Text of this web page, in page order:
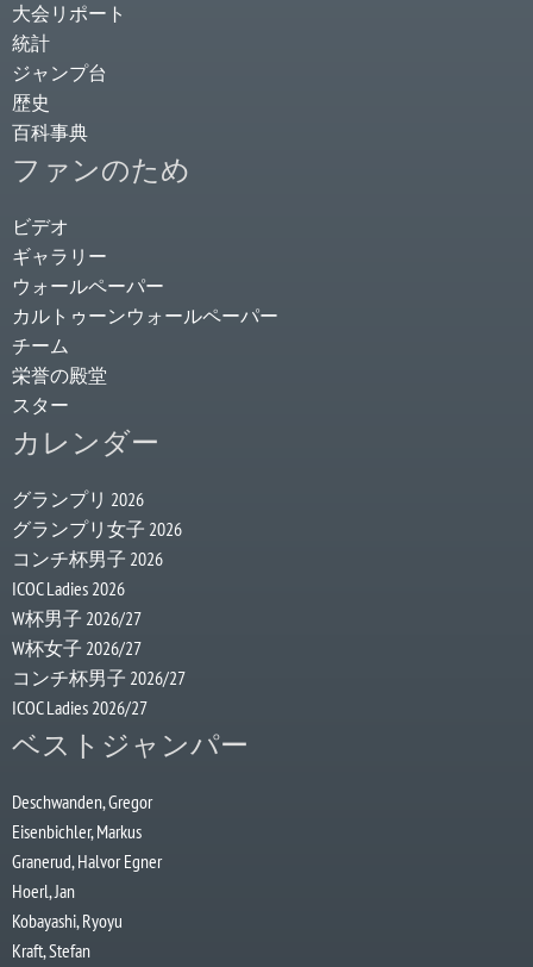
大会リポート
統計
ジャンプ台
歴史
百科事典
ファンのため
ビデオ
ギャラリー
ウォールペーパー
カルトゥーンウォールペーパー
チーム
栄誉の殿堂
スター
カレンダー
グランプリ 2026
グランプリ女子 2026
コンチ杯男子 2026
ICOC Ladies 2026
W杯男子 2026/27
W杯女子 2026/27
コンチ杯男子 2026/27
ICOC Ladies 2026/27
ベストジャンパー
Deschwanden, Gregor
Eisenbichler, Markus
Granerud, Halvor Egner
Hoerl, Jan
Kobayashi, Ryoyu
Kraft, Stefan